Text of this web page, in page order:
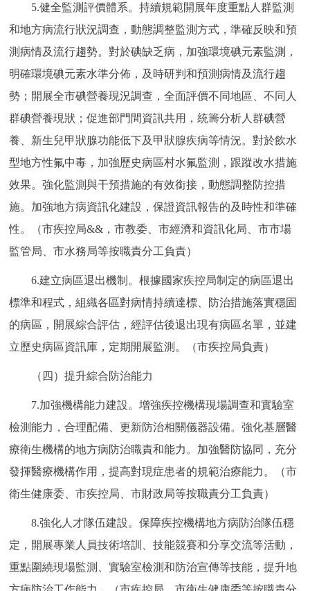
5.健全監測評價體系。持續規範開展年度重點人群監測
和地方病流行狀況調查，動態調整監測方式，準確反映和預
測病情及流行趨勢。對於碘缺乏病，加強環境碘元素監測，
明確環境碘元素水準分佈，及時研判和預測病情及流行趨
勢；開展全市碘營養現況調查，全面評價不同地區、不同人
群碘營養現狀；促進部門間資訊共用，統籌分析人群碘營
養、新生兒甲狀腺功能低下及甲狀腺疾病等情況。對於飲水
型地方性氟中毒，加強歷史病區村水氟監測，跟蹤改水措施
效果。強化監測與干預措施的有效銜接，動態調整防控措
施。加強地方病資訊化建設，保證資訊報告的及時性和準確
性。（市疾控局&&，市教委、市經濟和資訊化局、市市場
監管局、市水務局等按職責分工負責）
6.建立病區退出機制。根據國家疾控局制定的病區退出
標準和程式，組織各區對病情持續達標、防治措施落實穩固
的病區，開展綜合評估，經評估後退出現有病區名單，並建
立歷史病區資訊庫，定期開展監測。（市疾控局負責）
（四）提升綜合防治能力
7.加強機構能力建設。增強疾控機構現場調查和實驗室
檢測能力，合理配備、更新防治相關儀器設備。強化基層醫
療衛生機構的地方病防治職責和能力。加強醫防協同，充分
發揮醫療機構作用，提高對現症患者的規範治療能力。（市
衛生健康委、市疾控局、市財政局等按職責分工負責）
8.強化人才隊伍建設。保障疾控機構地方病防治隊伍穩
定，開展專業人員技術培訓、技能競賽和分享交流等活動，
重點圍繞現場監測、實驗室檢測和防治宣傳等技能，提升地